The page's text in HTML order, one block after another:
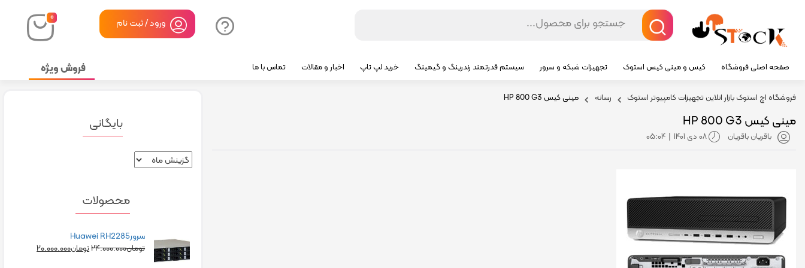
۰ ورود / ثبت نام
صفحه اصلی فروشگاه کیس و مینی کیس استوک تجهیزات شبکه و سرور سیستم قدرتمند رندرینگ و گیمینگ خرید لپ تاپ اخبار و مقالات تماس با ما فروش ویژه
فروشگاه اچ استوک بازار انلاین تجهیزات کامپیوتر استوک رسانه مینی کیس HP 800 G3
مینی کیس HP 800 G3
باقریان باقریان 08 دی 1401 |
05:04
بایگانی
محصولات
سرورHuawei RH2285
تومان۲۴.۰۰۰.۰۰۰تومان۲۰.۰۰۰.۰۰۰